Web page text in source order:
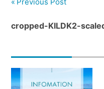
域
着
BEST
HOUSE
cropped-KILDK2-